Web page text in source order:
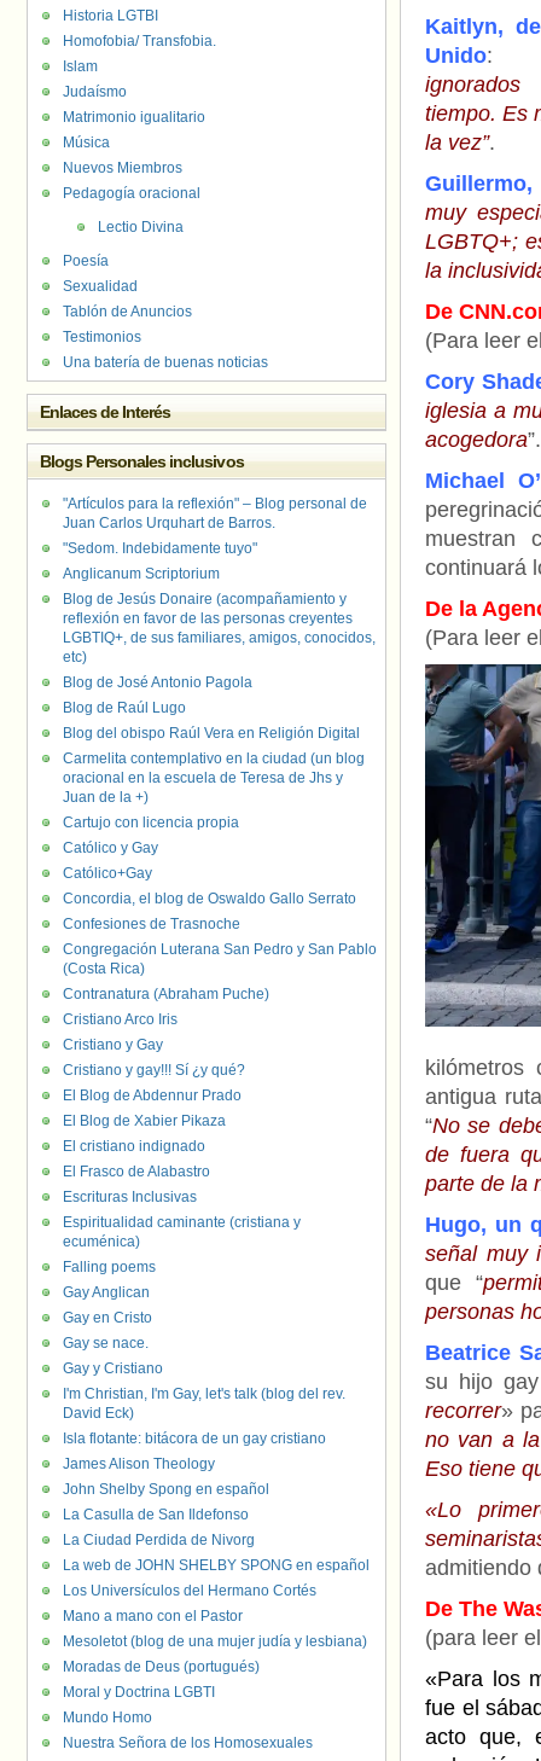
Kaitlyn,
Unido:
tiempo. Es
la vez”.
muy
LGBTQ+;
la
De
(Para leer
Cory
iglesia a
acogedora”.
Michael
muestran
continuará
De la
(Para leer
antigua
“No se
de fuera
parte de la
Hugo, un
señal muy
que “
personas
Beatrice
su hijo
recorrer»
no van a
Eso tiene
«Lo
admitiendo
De The
(para leer
«Para los
fue el
acto que,
Historia LGTBI
Homofobia/ Transfobia.
Islam
Judaísmo
Matrimonio igualitario
Música
Nuevos Miembros
Pedagogía oracional
Lectio Divina
Poesía
Sexualidad
Tablón de Anuncios
Testimonios
Una batería de buenas noticias
Enlaces de Interés
Blogs Personales inclusivos
"Artículos para la reflexión" – Blog personal de
Juan Carlos Urquhart de Barros.
"Sedom. Indebidamente tuyo"
Anglicanum Scriptorium
Blog de Jesús Donaire (acompañamiento y
reflexión en favor de las personas creyentes
LGBTIQ+, de sus familiares, amigos, conocidos,
etc)
Blog de José Antonio Pagola
Blog de Raúl Lugo
Blog del obispo Raúl Vera en Religión Digital
Carmelita contemplativo en la ciudad (un blog
oracional en la escuela de Teresa de Jhs y
Juan de la +)
Cartujo con licencia propia
Católico y Gay
Católico+Gay
Concordia, el blog de Oswaldo Gallo Serrato
Confesiones de Trasnoche
Congregación Luterana San Pedro y San Pablo
(Costa Rica)
Contranatura (Abraham Puche)
Cristiano Arco Iris
Cristiano y Gay
Cristiano y gay!!! Sí ¿y qué?
El Blog de Abdennur Prado
El Blog de Xabier Pikaza
El cristiano indignado
El Frasco de Alabastro
Escrituras Inclusivas
Espiritualidad caminante (cristiana y
ecuménica)
Falling poems
Gay Anglican
Gay en Cristo
Gay se nace.
Gay y Cristiano
I'm Christian, I'm Gay, let's talk (blog del rev.
David Eck)
Isla flotante: bitácora de un gay cristiano
James Alison Theology
John Shelby Spong en español
La Casulla de San Ildefonso
La Ciudad Perdida de Nivorg
La web de JOHN SHELBY SPONG en español
Los Universículos del Hermano Cortés
Mano a mano con el Pastor
Mesoletot (blog de una mujer judía y lesbiana)
Moradas de Deus (portugués)
Moral y Doctrina LGBTI
Mundo Homo
Nuestra Señora de los Homosexuales